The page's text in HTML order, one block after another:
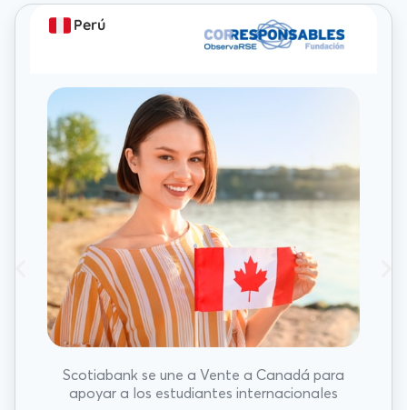
Perú
Scotiabank se une a Vente a Canadá para
apoyar a los estudiantes internacionales